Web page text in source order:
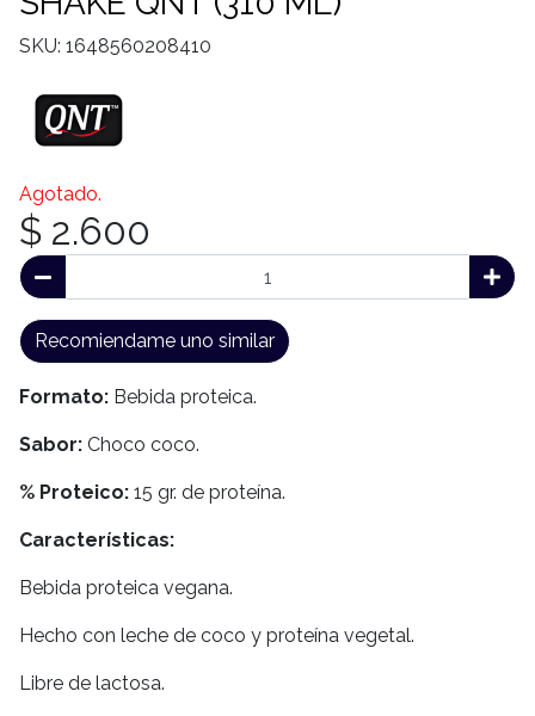
SKU: 1648560208410
Agotado.
$ 2.600
Recomiendame uno similar
Formato: Bebida proteica.
Sabor: Choco coco.
% Proteico: 15 gr. de proteína.
Características:
Bebida proteica vegana.
Hecho con leche de coco y proteína vegetal.
Libre de lactosa.